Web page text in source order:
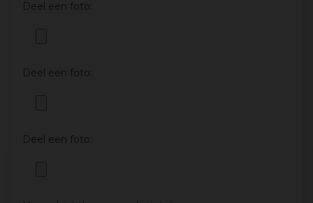
Deel een foto:
Deel een foto:
Deel een foto: